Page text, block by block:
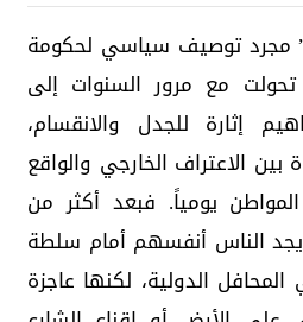
مجرد توصيف سياسي لحكومة
مع مرور السنوات إلى
إثارة للجدل والانقسام،
الاعتراف الخارجي والواقع
يومياً. فبعد أكثر من
يجد الناس أنفسهم أمام سلطة
الدولية، لكنها عاجزة